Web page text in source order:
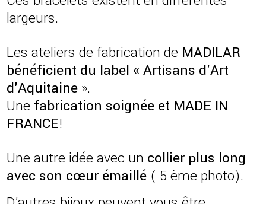
largeurs.
Les ateliers de fabrication de MADILAR
bénéficient du label « Artisans d'Art
d'Aquitaine ».
Une fabrication soignée et MADE IN
FRANCE!
Une autre idée avec un collier plus long
avec son cœur émaillé ( 5 ème photo).